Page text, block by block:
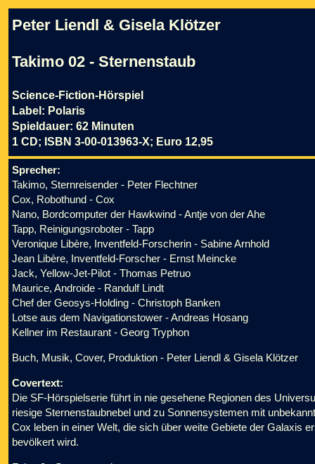
Peter Liendl & Gisela Klötzer
Takimo 02 - Sternenstaub
Science-Fiction-Hörspiel
Label: Polaris
Spieldauer: 62 Minuten
1 CD; ISBN 3-00-013963-X; Euro 12,95
Sprecher:
Takimo, Sternreisender - Peter Flechtner
Cox, Robothund - Cox
Nano, Bordcomputer der Hawkwind - Antje von der Ahe
Tapp, Reinigungsroboter - Tapp
Veronique Libère, Inventfeld-Forscherin - Sabine Arnhold
Jean Libère, Inventfeld-Forscher - Ernst Meincke
Jack, Yellow-Jet-Pilot - Thomas Petruo
Maurice, Androide - Randulf Lindt
Chef der Geosys-Holding - Christoph Banken
Lotse aus dem Navigationstower - Andreas Hosang
Kellner im Restaurant - Georg Tryphon
Buch, Musik, Cover, Produktion - Peter Liendl & Gisela Klötzer
Covertext:
Die SF-Hörspielserie führt in nie gesehene Regionen des
riesige Sternenstaubnebel und zu Sonnensystemen mit
Cox leben in einer Welt, die sich über weite Gebiete der Galaxis
bevölkert wird.